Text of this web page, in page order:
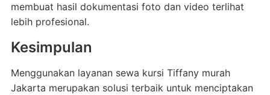
membuat hasil dokumentasi foto dan video terlihat
lebih profesional.
Kesimpulan
Menggunakan layanan sewa kursi Tiffany murah
Jakarta merupakan solusi terbaik untuk menciptakan